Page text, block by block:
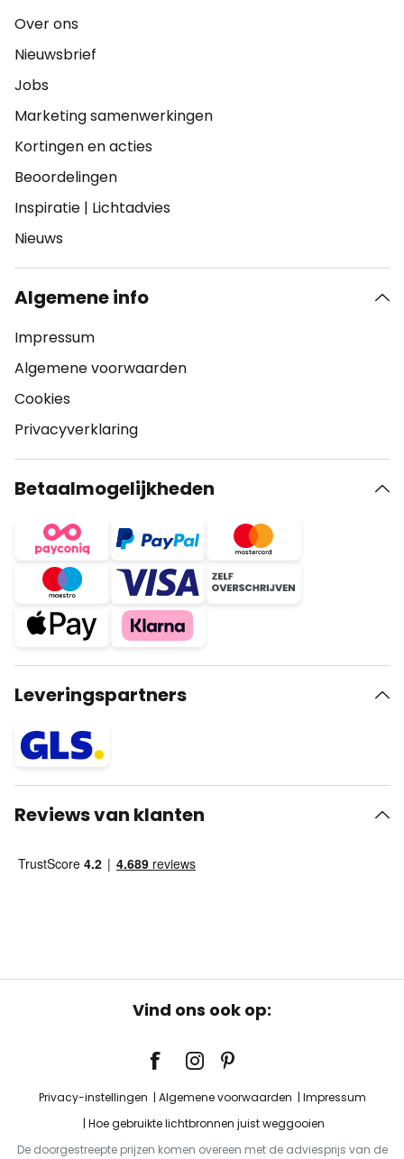
Over ons
Nieuwsbrief
Jobs
Marketing samenwerkingen
Kortingen en acties
Beoordelingen
Inspiratie | Lichtadvies
Nieuws
Algemene info
Impressum
Algemene voorwaarden
Cookies
Privacyverklaring
Betaalmogelijkheden
Leveringspartners
Reviews van klanten
Vind ons ook op:
Privacy-instellingen Algemene voorwaarden
Impressum
Hoe gebruikte lichtbronnen juist weggooien
De doorgestreepte prijzen komen overeen met de adviesprijs van de